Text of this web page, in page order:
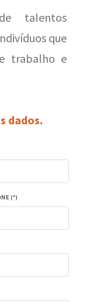
talentos
que
trabalho e
dados.
(*)